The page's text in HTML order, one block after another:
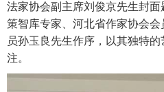
法家协会副主席刘俊京先生封
策智库专家、河北省作家协会
员孙玉良先生作序，以其独特
注。